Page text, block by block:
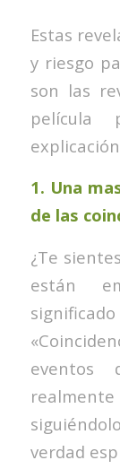
Estas
y riesgo
son las
1. Una
de las
¿Te
están
eventos
verdad